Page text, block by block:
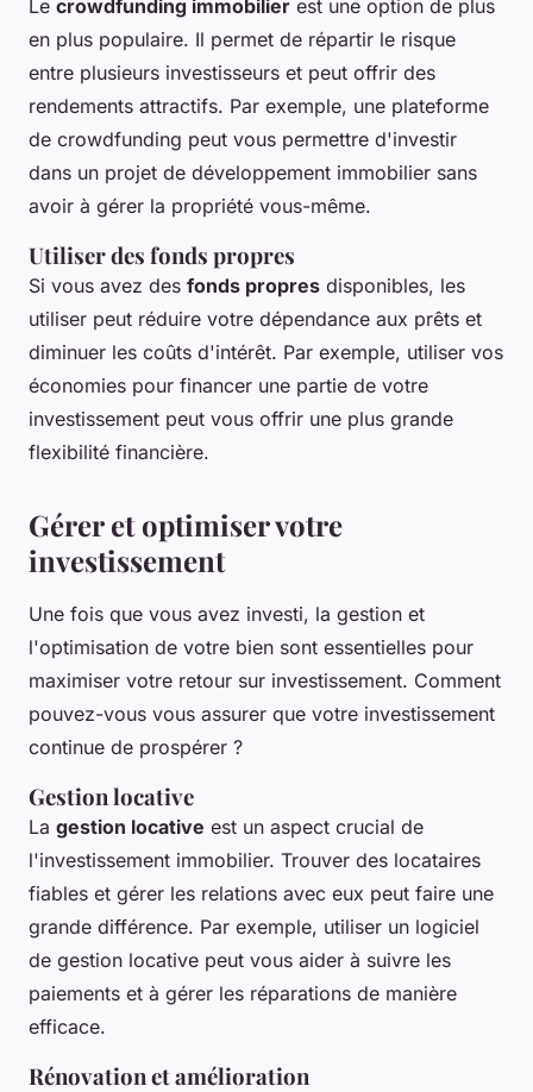
Le crowdfunding immobilier est une option de plus
en plus populaire. Il permet de répartir le risque
entre plusieurs investisseurs et peut offrir des
rendements attractifs. Par exemple, une plateforme
de crowdfunding peut vous permettre d'investir
dans un projet de développement immobilier sans
avoir à gérer la propriété vous-même.
Utiliser des fonds propres
Si vous avez des fonds propres disponibles, les
utiliser peut réduire votre dépendance aux prêts et
diminuer les coûts d'intérêt. Par exemple, utiliser vos
économies pour financer une partie de votre
investissement peut vous offrir une plus grande
flexibilité financière.
Gérer et optimiser votre
investissement
Une fois que vous avez investi, la gestion et
l'optimisation de votre bien sont essentielles pour
maximiser votre retour sur investissement. Comment
pouvez-vous vous assurer que votre investissement
continue de prospérer ?
Gestion locative
La gestion locative est un aspect crucial de
l'investissement immobilier. Trouver des locataires
fiables et gérer les relations avec eux peut faire une
grande différence. Par exemple, utiliser un logiciel
de gestion locative peut vous aider à suivre les
paiements et à gérer les réparations de manière
efficace.
Rénovation et amélioration